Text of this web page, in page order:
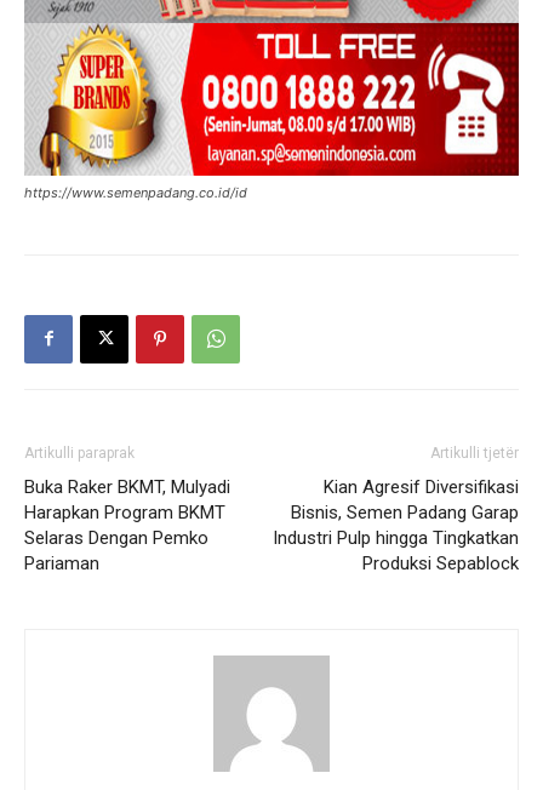
https://www.semenpadang.co.id/id
Artikulli paraprak
Buka Raker BKMT, Mulyadi
Harapkan Program BKMT
Selaras Dengan Pemko
Pariaman
Artikulli tjetër
Kian Agresif Diversifikasi
Bisnis, Semen Padang Garap
Industri Pulp hingga Tingkatkan
Produksi Sepablock